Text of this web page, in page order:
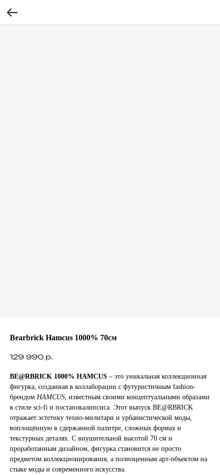
Bearbrick Hamcus 1000% 70см
129 990 р.
BE@RBRICK 1000% HAMCUS – это уникальная коллекционная
фигурка, созданная в коллаборации с футуристичным fashion-
брендом HAMCUS , известным своими концептуальными образами
в стиле sci-fi и постапокалипсиса. Этот выпуск BE@RBRICK
отражает эстетику техно-милитари и урбанистической моды,
воплощённую в сдержанной палитре, сложных формах и
текстурных деталях. С внушительной высотой 70 см и
проработанным дизайном, фигурка становится не просто
предметом коллекционирования, а полноценным арт-объектом на
стыке моды и современного искусства.